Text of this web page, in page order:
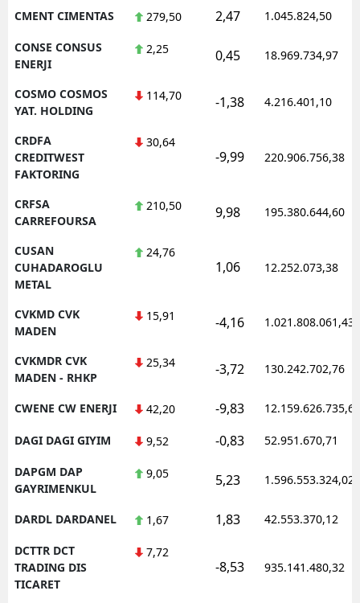
CMENT CIMENTAS 279,50 2,47 1.045.824,50
CONSE CONSUS
ENERJI
2,25 0,45 18.969.734,97
COSMO COSMOS
YAT. HOLDING
114,70 -1,38 4.216.401,10
CRDFA
CREDITWEST
FAKTORING
30,64
-9,99 220.906.756,38
CRFSA
CARREFOURSA
210,50 9,98 195.380.644,60
CUSAN
CUHADAROGLU
METAL
24,76
1,06 12.252.073,38
CVKMD CVK
MADEN
15,91 -4,16 1.021.808.061,43
CVKMDR CVK
MADEN - RHKP
25,34 -3,72 130.242.702,76
CWENE CW ENERJI 42,20 -9,83 12.159.626.735,62
DAGI DAGI GIYIM 9,52 -0,83 52.951.670,71
DAPGM DAP
GAYRIMENKUL
9,05 5,23 1.596.553.324,02
DARDL DARDANEL 1,67 1,83 42.553.370,12
DCTTR DCT
TRADING DIS
TICARET
7,72
-8,53 935.141.480,32